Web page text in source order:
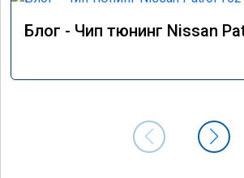
Блог - Чип тюнинг Nissan